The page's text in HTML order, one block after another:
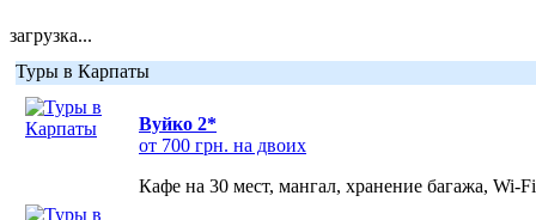
загрузка...
Туры в Карпаты
Вуйко 2*
от 700 грн. на двоих
Кафе на 30 мест, мангал, хранение багажа, Wi-